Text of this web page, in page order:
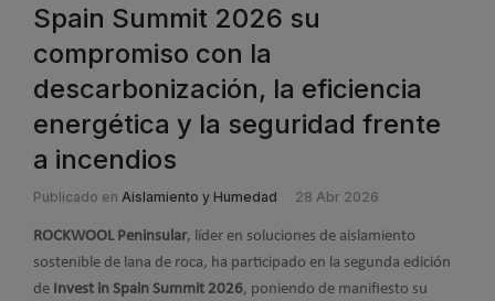
Spain Summit 2026 su
compromiso con la
descarbonización, la eficiencia
energética y la seguridad frente
a incendios
Publicado en Aislamiento y Humedad 28 Abr 2026
ROCKWOOL Peninsular, líder en soluciones de aislamiento
sostenible de lana de roca, ha participado en la segunda edición
de Invest in Spain Summit 2026, poniendo de manifiesto su